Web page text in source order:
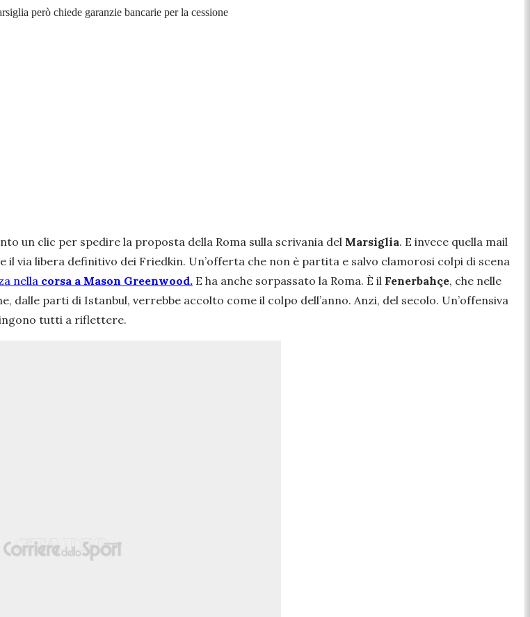
però chiede garanzie bancarie per la cessione
un clic per spedire la proposta della Roma sulla scrivania del Marsiglia. E invece quella mail
via libera definitivo dei Friedkin. Un’offerta che non è partita e salvo clamorosi colpi di scena
nella corsa a Mason Greenwood. E ha anche sorpassato la Roma. È il Fenerbahçe, che nelle
parti di Istanbul, verrebbe accolto come il colpo dell’anno. Anzi, del secolo. Un’offensiva
tutti a riflettere.